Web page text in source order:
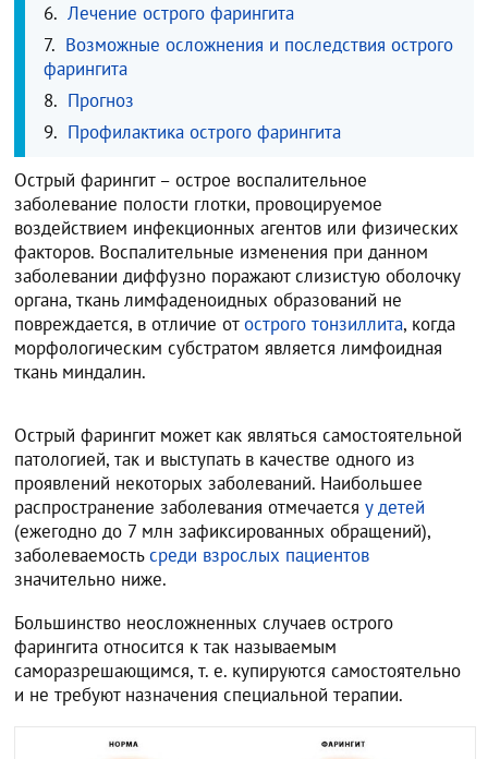
Лечение острого фарингита
Возможные осложнения и последствия острого
фарингита
Прогноз
Профилактика острого фарингита
Острый фарингит – острое воспалительное
заболевание полости глотки, провоцируемое
воздействием инфекционных агентов или физических
факторов. Воспалительные изменения при данном
заболевании диффузно поражают слизистую оболочку
органа, ткань лимфаденоидных образований не
повреждается, в отличие отострого тонзиллита, когда
морфологическим субстратом является лимфоидная
ткань миндалин.
Острый фарингит может как являться самостоятельной
патологией, так и выступать в качестве одного из
проявлений некоторых заболеваний. Наибольшее
распространение заболевания отмечаетсяу детей
(ежегодно до 7 млн зафиксированных обращений),
заболеваемостьсреди взрослых пациентов
значительно ниже.
Большинство неосложненных случаев острого
фарингита относится к так называемым
саморазрешающимся, т. е. купируются самостоятельно
и не требуют назначения специальной терапии.